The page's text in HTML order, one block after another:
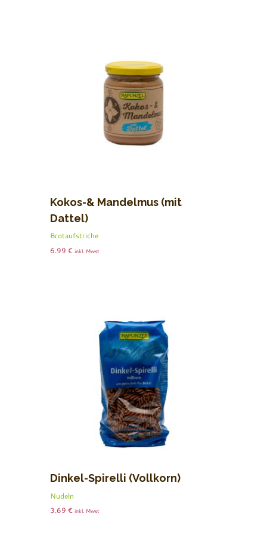
Kokos-& Mandelmus (mit
Dattel)
Brotaufstriche
6.99 € inkl. Mwst
Dinkel-Spirelli (Vollkorn)
Nudeln
3.69 € inkl. Mwst